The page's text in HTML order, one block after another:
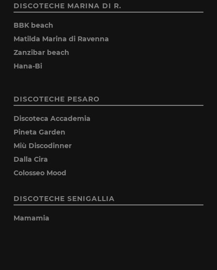
DISCOTECHE MARINA DI R.
BBK beach
Matilda Marina di Ravenna
Zanzibar beach
Hana-Bi
DISCOTECHE PESARO
Discoteca Accademia
Pineta Garden
Miù Discodinner
Dalla Cira
Colosseo Mood
DISCOTECHE SENIGALLIA
Mamamia